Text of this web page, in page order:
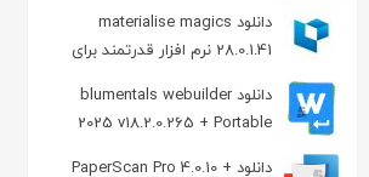
دانلود materialise magics
28.0.1.41 نرم افزار قدرتمند برای
چاپ سه بعدی
دانلود blumentals webuilder
2025 v18.2.0.265 + Portable
ویرایشگر کدها
دانلود PaperScan Pro 4.0.10 +